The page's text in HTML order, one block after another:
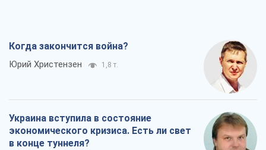
Когда закончится война?
Юрий Христензен 1,8 т.
Украина вступила в состояние
экономического кризиса. Есть ли свет
в конце туннеля?